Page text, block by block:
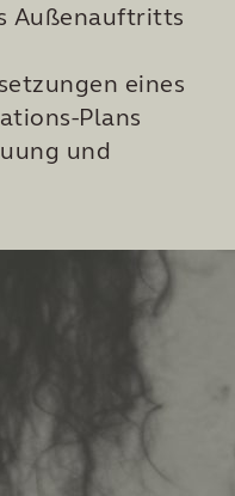
Außenauftritts
eines
Plans
und